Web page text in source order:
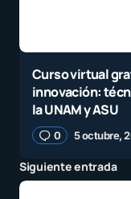
Curso virtual
innovación:
la UNAM y ASU
0 5 octubre,
Siguiente entrada